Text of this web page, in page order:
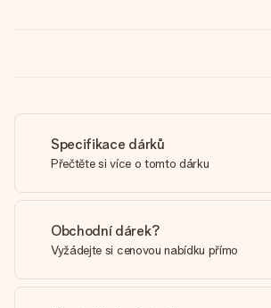
Specifikace dárků
Přečtěte si více o tomto dárku
Obchodní dárek?
Vyžádejte si cenovou nabídku přímo